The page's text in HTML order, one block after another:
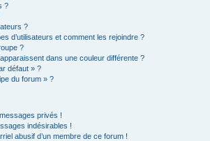
?
?
d’utilisateurs et comment les rejoindre ?
?
dans une couleur différente ?
défaut » ?
du forum » ?
privés !
indésirables !
abusif d’un membre de ce forum !